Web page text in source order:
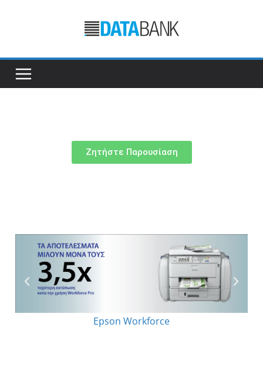
Ζητήστε Παρουσίαση
Epson Workforce